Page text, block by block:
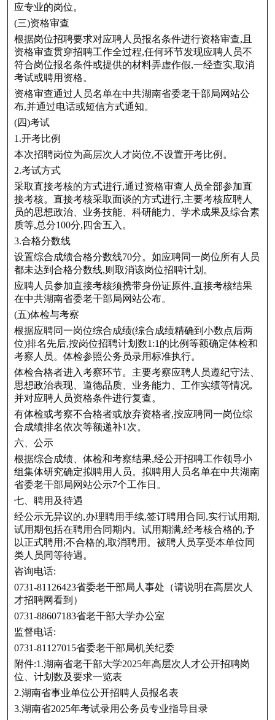
应专业的岗位。
(三)资格审查
根据岗位招聘要求对应聘人员报名条件进行资格审查,且
资格审查贯穿招聘工作全过程,任何环节发现应聘人员不
符合岗位报名条件或提供的材料弄虚作假,一经查实,取消
考试或聘用资格。
资格审查通过人员名单在中共湖南省委老干部局网站公
布,并通过电话或短信方式通知。
(四)考试
1.开考比例
本次招聘岗位为高层次人才岗位,不设置开考比例。
2.考试方式
采取直接考核的方式进行,通过资格审查人员全部参加直
接考核。直接考核采取面谈的方式进行,主要考核应聘人
员的思想政治、业务技能、科研能力、学术成果及综合素
质等,总分100分,四舍五入。
3.合格分数线
设置综合成绩合格分数线70分。如应聘同一岗位所有人员
都未达到合格分数线,则取消该岗位招聘计划。
应聘人员参加直接考核须携带身份证原件,直接考核结果
在中共湖南省委老干部局网站公布。
(五)体检与考察
根据应聘同一岗位综合成绩(综合成绩精确到小数点后两
位)排名先后,按岗位招聘计划数1:1的比例等额确定体检和
考察人员。体检参照公务员录用标准执行。
体检合格者进入考察环节。主要考察应聘人员遵纪守法、
思想政治表现、道德品质、业务能力、工作实绩等情况,
并对应聘人员资格条件进行复查。
有体检或考察不合格者或放弃资格者,按应聘同一岗位综
合成绩排名依次等额递补1次。
六、公示
根据综合成绩、体检和考察结果,经公开招聘工作领导小
组集体研究确定拟聘用人员。拟聘用人员名单在中共湖南
省委老干部局网站公示7个工作日。
七、聘用及待遇
经公示无异议的,办理聘用手续,签订聘用合同,实行试用期,
试用期包括在聘用合同期内。试用期满,经考核合格的,予
以正式聘用;不合格的,取消聘用。被聘人员享受本单位同
类人员同等待遇。
咨询电话:
0731-81126423省委老干部局人事处（请说明在高层次人
才招聘网看到）
0731-88607183省老干部大学办公室
监督电话:
0731-81127015省委老干部局机关纪委
附件:1.湖南省老干部大学2025年高层次人才公开招聘岗
位、计划数及要求一览表
2.湖南省事业单位公开招聘人员报名表
3.湖南省2025年考试录用公务员专业指导目录